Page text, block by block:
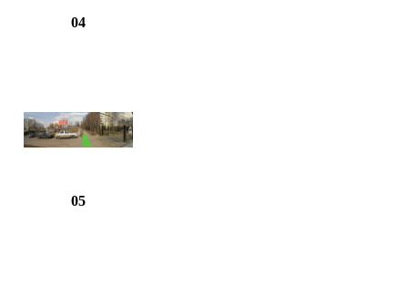
04
05